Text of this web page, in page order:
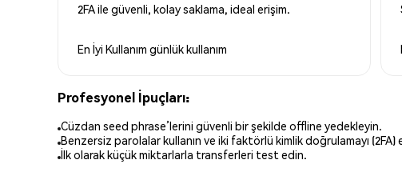
2FA ile güvenli, kolay saklama, ideal erişim.
En İyi Kullanım günlük kullanım
Profesyonel İpuçları:
Cüzdan seed phrase’lerini güvenli bir şekilde offline yedekleyin.
Benzersiz parolalar kullanın ve iki faktörlü kimlik doğrulamayı
İlk olarak küçük miktarlarla transferleri test edin.